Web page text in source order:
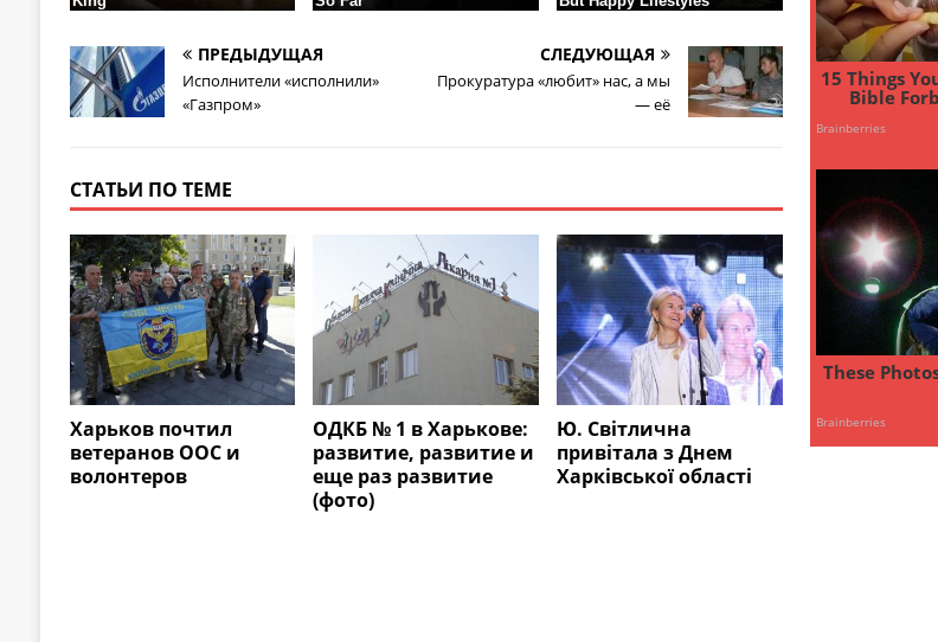
ПРЕДЫДУЩАЯ
Исполнители «исполнили»
«Газпром»
СЛЕДУЮЩАЯ
Прокуратура «любит» нас, а мы
— её
СТАТЬИ ПО ТЕМЕ
Харьков почтил
ветеранов ООС и
волонтеров
ОДКБ № 1 в Харькове:
развитие, развитие и
еще раз развитие
(фото)
Ю. Світлична
привітала з Днем
Харківської області